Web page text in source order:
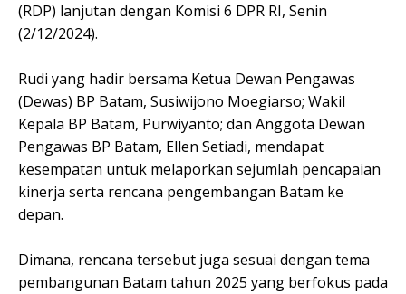
(RDP) lanjutan dengan Komisi 6 DPR RI, Senin
(2/12/2024).
Rudi yang hadir bersama Ketua Dewan Pengawas
(Dewas) BP Batam, Susiwijono Moegiarso; Wakil
Kepala BP Batam, Purwiyanto; dan Anggota Dewan
Pengawas BP Batam, Ellen Setiadi, mendapat
kesempatan untuk melaporkan sejumlah pencapaian
kinerja serta rencana pengembangan Batam ke
depan.
Dimana, rencana tersebut juga sesuai dengan tema
pembangunan Batam tahun 2025 yang berfokus pada